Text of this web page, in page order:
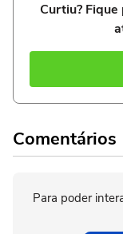
Curtiu?
Comentários
Para poder